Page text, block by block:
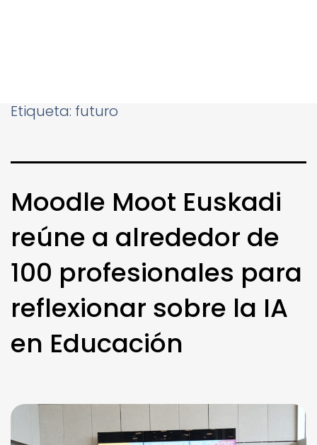
Etiqueta: futuro
Moodle Moot Euskadi
reúne a alrededor de
100 profesionales para
reflexionar sobre la IA
en Educación